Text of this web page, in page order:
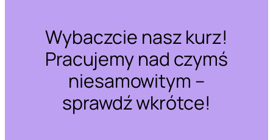
Wybaczcie nasz kurz!
Pracujemy nad czymś
niesamowitym –
sprawdź wkrótce!